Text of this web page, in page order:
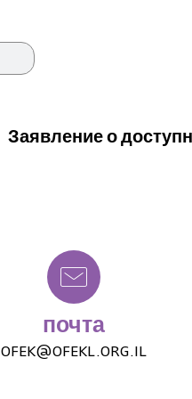
Заявление о
почта
OFEK@OFEKL.ORG.IL